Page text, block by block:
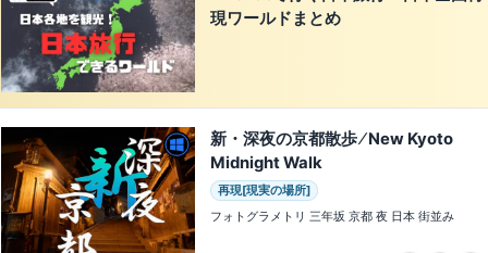
現ワールドまとめ
新・深夜の京都散歩 ⁄ New Kyoto
Midnight Walk
再現[現実の場所]
フォトグラメトリ 三年坂 京都 夜 日本 街並み